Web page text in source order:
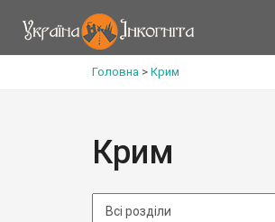
Головна > Крим
Крим